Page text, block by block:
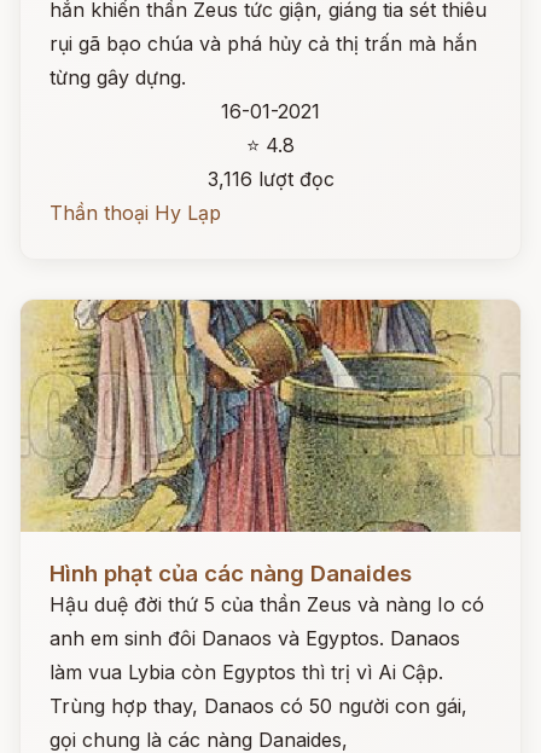
hắn khiến thần Zeus tức giận, giáng tia sét thiêu
rụi gã bạo chúa và phá hủy cả thị trấn mà hắn
từng gây dựng.
16-01-2021
⭐ 4.8
3,116 lượt đọc
Thần thoại Hy Lạp
Hình phạt của các nàng Danaides
Hậu duệ đời thứ 5 của thần Zeus và nàng Io có
anh em sinh đôi Danaos và Egyptos. Danaos
làm vua Lybia còn Egyptos thì trị vì Ai Cập.
Trùng hợp thay, Danaos có 50 người con gái,
gọi chung là các nàng Danaides,